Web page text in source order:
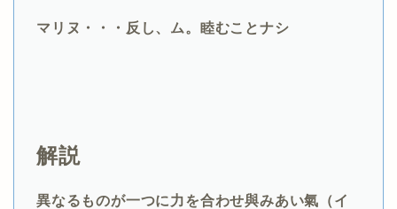
マリヌ・・・反し、ム。睦むことナシ
解説
異なるものが一つに力を合わせ與みあい氣（イ